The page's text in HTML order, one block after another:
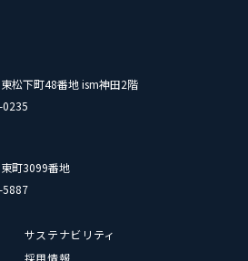
松下町48番地 ism神田2階
0235
町3099番地
5887
サステナビリティ